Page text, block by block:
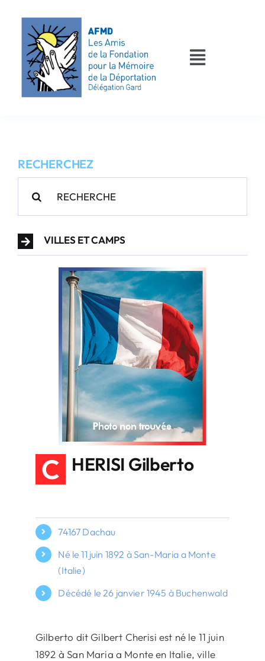
contenu
Toggle
AFMD 30
Les victimes
RECHERCHEZ
VILLES ET CAMPS
C HERISI Gilberto
74167 Dachau
Né le 11 juin 1892 à San-Maria a Monte
(Italie)
Décédé le 26 janvier 1945 à Buchenwald
Gilberto dit Gilbert Cherisi est né le 11 juin
1892 à San Maria a Monte en Italie, ville